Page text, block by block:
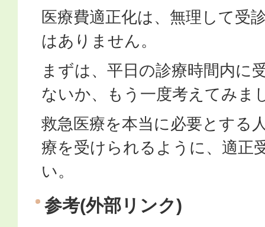
医療費適正化は、無理して受
はありません。
まずは、平日の診療時間内に
ないか、もう一度考えてみま
救急医療を本当に必要とする
療を受けられるように、適正
い。
参考(外部リンク)